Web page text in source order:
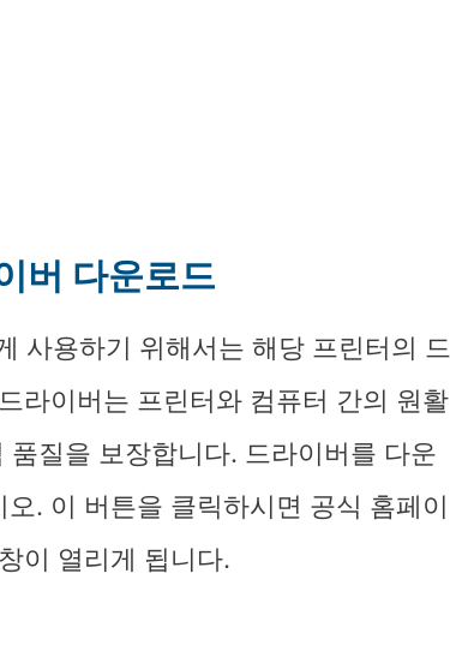
버 다운로드
사용하기 위해서는 해당 프린터의 드
라이버는 프린터와 컴퓨터 간의 원활
질을 보장합니다. 드라이버를 다운
. 이 버튼을 클릭하시면 공식 홈페이
이 열리게 됩니다.